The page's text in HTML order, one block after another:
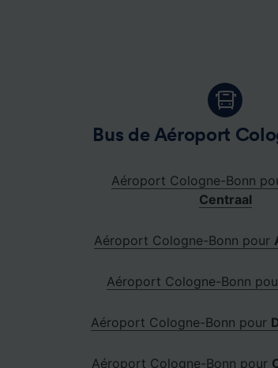
Bus de Aéroport
Aéroport Cologne-Bonn
Centraal
Aéroport Cologne-Bonn pour
Aéroport Cologne-Bonn
Aéroport Cologne-Bonn pour
Aéroport Cologne-Bonn pour